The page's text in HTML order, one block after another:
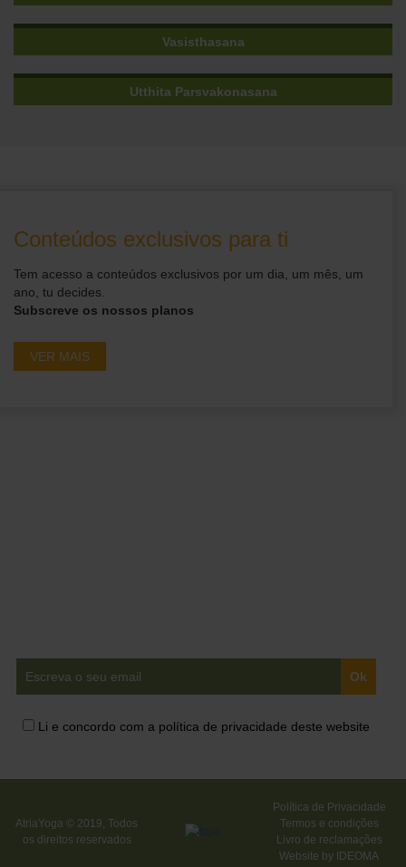
Vasisthasana
Utthita Parsvakonasana
Conteúdos exclusivos para ti
Tem acesso a conteúdos exclusivos por um dia, um mês, um
ano, tu decides.
Subscreve os nossos planos
VER MAIS
Li e concordo com a política de privacidade deste website
AtriaYoga © 2019, Todos
os direitos reservados
Política de Privacidade
Termos e condições
Livro de reclamações
Website by IDEOMA